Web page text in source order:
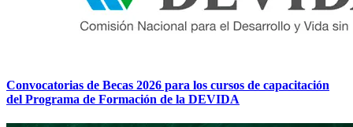
Convocatorias de Becas 2026 para los cursos de capacitación
del Programa de Formación de la DEVIDA